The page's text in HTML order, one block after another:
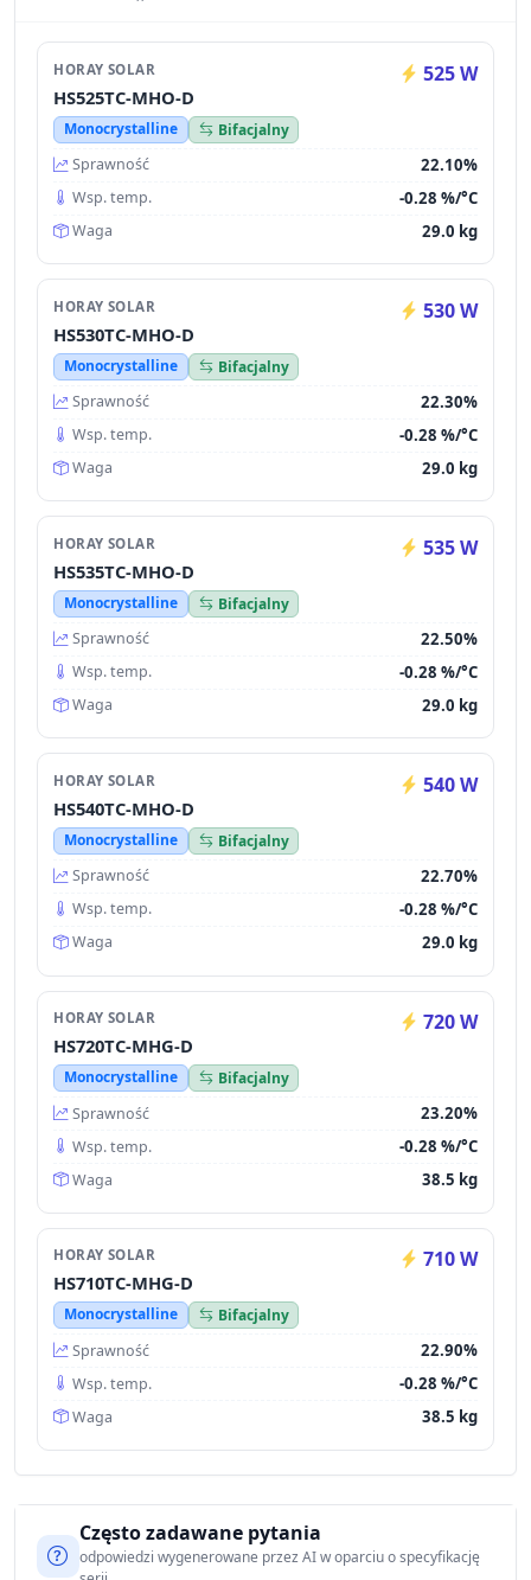
HORAY SOLAR 525 W
HS525TC-MHO-D
Monocrystalline
Bifacjalny
Sprawność
22.10%
Wsp. temp. -0.28 %/°C
Waga 29.0 kg
HORAY SOLAR 530 W
HS530TC-MHO-D
Monocrystalline
Bifacjalny
Sprawność
22.30%
Wsp. temp. -0.28 %/°C
Waga 29.0 kg
HORAY SOLAR 535 W
HS535TC-MHO-D
Monocrystalline
Bifacjalny
Sprawność
22.50%
Wsp. temp. -0.28 %/°C
Waga 29.0 kg
HORAY SOLAR 540 W
HS540TC-MHO-D
Monocrystalline
Bifacjalny
Sprawność
22.70%
Wsp. temp. -0.28 %/°C
Waga 29.0 kg
HORAY SOLAR 720 W
HS720TC-MHG-D
Monocrystalline
Bifacjalny
Sprawność
23.20%
Wsp. temp. -0.28 %/°C
Waga 38.5 kg
HORAY SOLAR 710 W
HS710TC-MHG-D
Monocrystalline
Bifacjalny
Sprawność
22.90%
Wsp. temp. -0.28 %/°C
Waga 38.5 kg
Często zadawane pytania
odpowiedzi wygenerowane przez AI w oparciu o specyfikację